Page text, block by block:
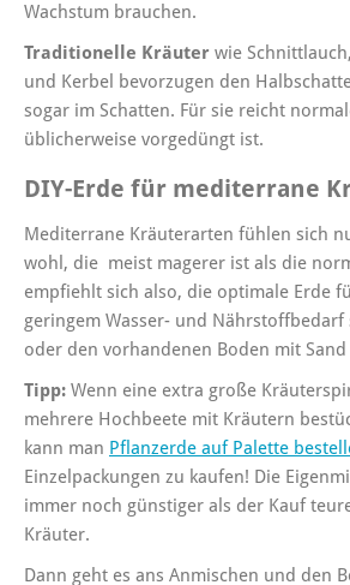
Wachstum brauchen.
Traditionelle Kräuter wie
und Kerbel bevorzugen den
sogar im Schatten. Für sie reicht
üblicherweise vorgedüngt ist.
DIY-Erde für mediterrane
Mediterrane Kräuterarten fühlen sich
wohl, die meist magerer ist als die
empfiehlt sich also, die optimale Erde
geringem Wasser- und Nährstoffbedarf
oder den vorhandenen Boden mit
Tipp: Wenn eine extra große
mehrere Hochbeete mit Kräutern
kann man Pflanzerde auf Palette
Einzelpackungen zu kaufen! Die
immer noch günstiger als der Kauf
Kräuter.
Dann geht es ans Anmischen und den